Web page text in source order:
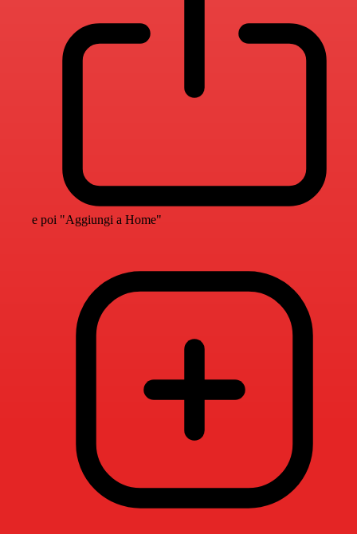
e poi "Aggiungi a Home"